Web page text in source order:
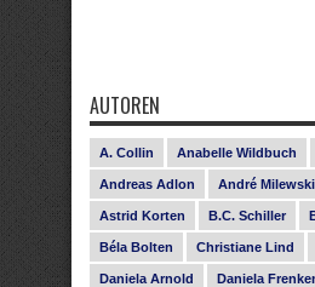
AUTOREN
A. Collin Anabelle Wildbuch
Andreas Adlon André Milewski
Astrid Korten B.C. Schiller
Béla Bolten Christiane Lind
Daniela Arnold Daniela